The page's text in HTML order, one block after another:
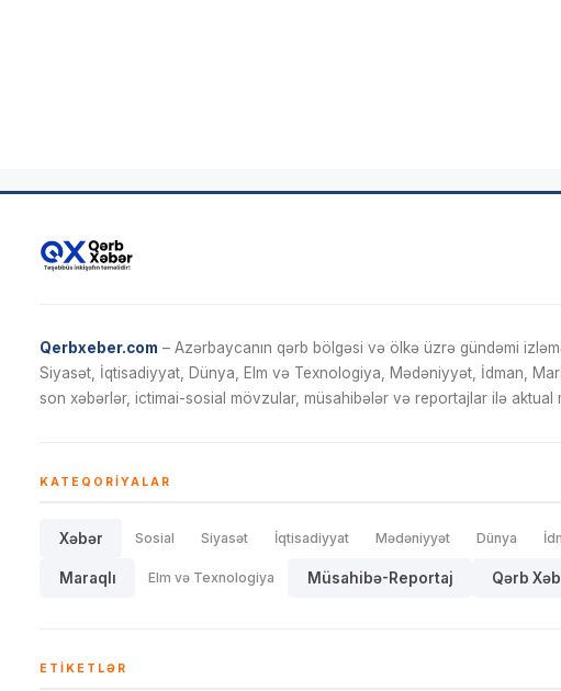
Qerbxeber.com – Azərbaycanın qərb bölgəsi və ölkə üzrə gündəmi
Siyasət, İqtisadiyyat, Dünya, Elm və Texnologiya, Mədəniyyət, İdman,
son xəbərlər, ictimai-sosial mövzular, müsahibələr və reportajlar ilə aktual
KATEQORIYALAR
Xəbər Sosial Siyasət İqtisadiyyat Mədəniyyət Dünya
Maraqlı Elm və Texnologiya Müsahibə-Reportaj Qərb
ETIKETLƏR